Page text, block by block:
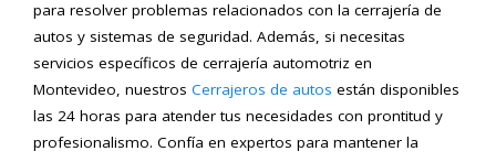
para resolver problemas relacionados con la cerrajería de
autos y sistemas de seguridad. Además, si necesitas
servicios específicos de cerrajería automotriz en
Montevideo, nuestros Cerrajeros de autos están disponibles
las 24 horas para atender tus necesidades con prontitud y
profesionalismo. Confía en expertos para mantener la